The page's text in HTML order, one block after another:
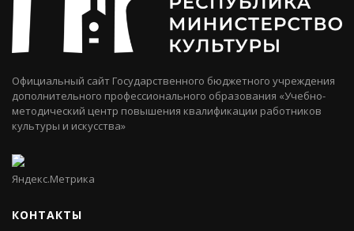
Официальный сайт Государственного бюджетного учреждения
дополнительного профессионального образования «Учебно-
методический центр повышения квалификации работников
культуры и искусства»
КОНТАКТЫ